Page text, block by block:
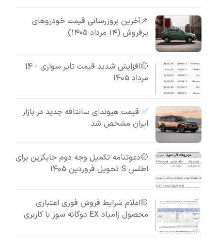
📌آخرین بروزرسانی قیمت خودروهای
پرفروش (۱۴ مرداد ۱۴۰۵)
🔴افزایش شدید قیمت تایر سواری - 14
مرداد 1405
✅ قیمت هیوندای سانتافه جدید در بازار
ایران مشخص شد
🔴دعوتنامه تکمیل وجه دوم جایگزین برای
اطلس S تحویل فروردین 1405
🛑اعلام شرایط فروش فوری اعتباری
محصول زامیاد EX دوگانه سوز با کاربری